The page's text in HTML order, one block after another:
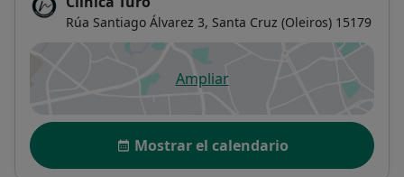
Rúa Santiago Álvarez 3, Santa Cruz (Oleiros) 15179
Ampliarse abre en una nueva
Disponibilidad
Mostrar el calendario